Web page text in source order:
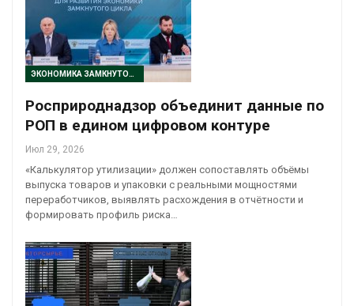
ЭКОНОМИКА ЗАМКНУТОГО ЦИКЛА
Росприроднадзор объединит данные по
РОП в едином цифровом контуре
Июл 29, 2026
«Калькулятор утилизации» должен сопоставлять объёмы
выпуска товаров и упаковки с реальными мощностями
переработчиков, выявлять расхождения в отчётности и
формировать профиль риска…